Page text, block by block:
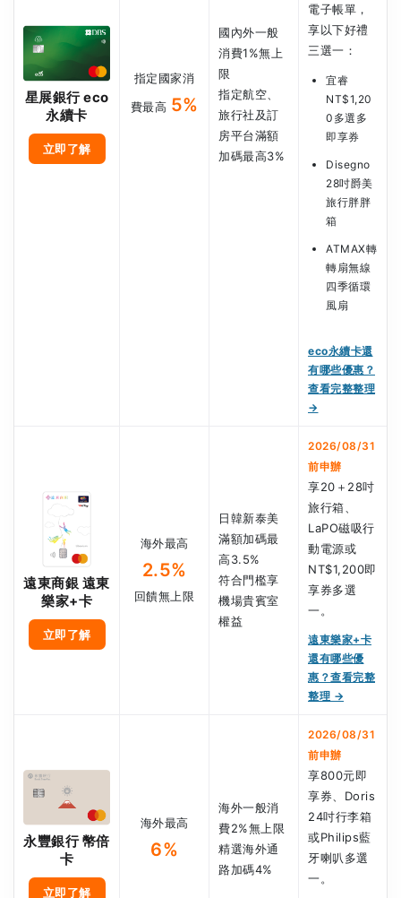
星展銀行 eco
永續卡
立即了解
指定國家消
費最高 5%
國內外一般
消費1%無上
限
指定航空、
旅行社及訂
房平台滿額
加碼最高3%
電子帳單，
享以下好禮
三選一：
宜睿
NT$1,20
0多選多
即享券
Disegno
28吋爵美
旅行胖胖
箱
ATMAX轉
轉扇無線
四季循環
風扇
eco永續卡還
有哪些優惠？
查看完整整理
→
遠東商銀 遠東
樂家+卡
立即了解
海外最高
2.5%
回饋無上限
日韓新泰美
滿額加碼最
高3.5%
符合門檻享
機場貴賓室
權益
2026/08/31
前申辦
享20＋28吋
旅行箱、
LaPO磁吸行
動電源或
NT$1,200即
享券多選
一。
遠東樂家+卡
還有哪些優
惠？查看完整
整理 →
永豐銀行 幣倍
卡
立即了解
海外最高
6%
海外一般消
費2%無上限
精選海外通
路加碼4%
2026/08/31
前申辦
享800元即
享券、Doris
24吋行李箱
或Philips藍
牙喇叭多選
一。